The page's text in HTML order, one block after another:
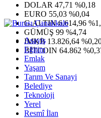
DOLAR 47,71 %0,18
EURO 55,03 %0,04
G.ALTIN6.614,96
GÜMÜŞ 99 %4,74
IMKB 13.826,64
BITCOIN 64.862
Asayiş
Eğitim
Emlak
Yaşam
Tarım Ve Sanayi
Belediye
Teknoloji
Yerel
Resmî İlan